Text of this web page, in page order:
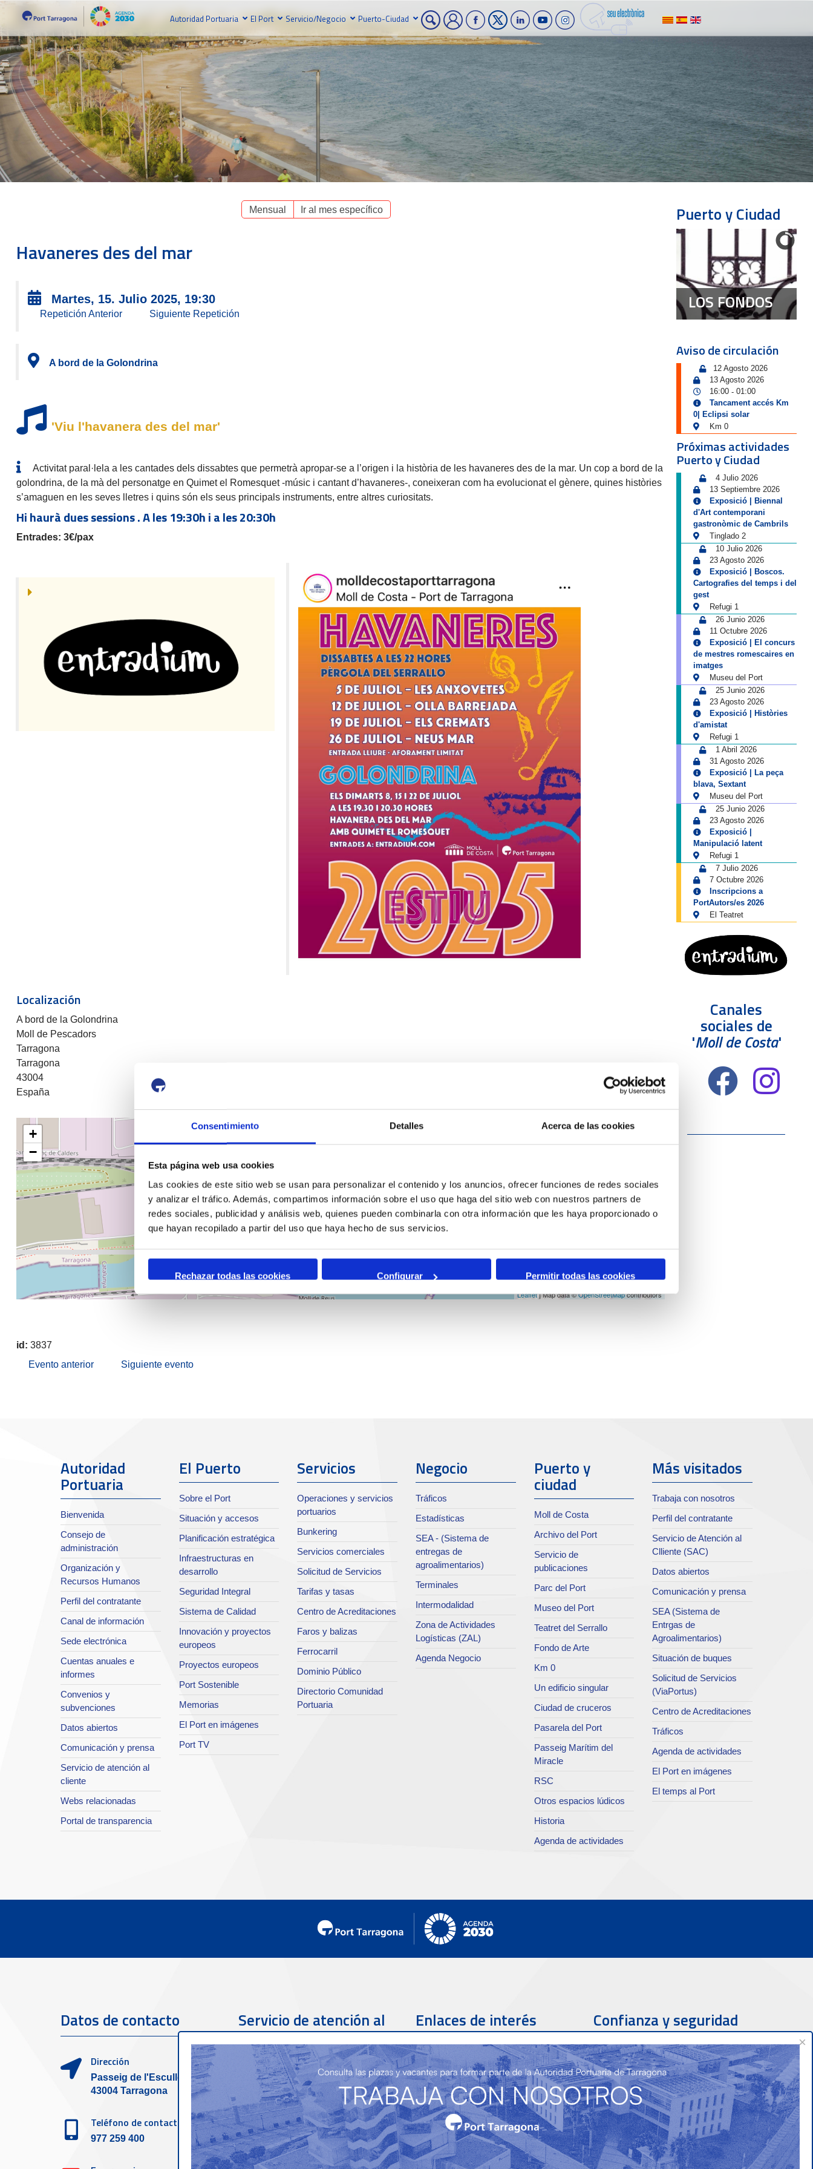
Consentimiento Detalles Acerca de las cookies
Esta página web usa cookies
Las cookies de este sitio web se usan para personalizar el contenido y los anuncios, ofrecer funciones de redes sociales
y analizar el tráfico. Además, compartimos información sobre el uso que haga del sitio web con nuestros partners de
redes sociales, publicidad y análisis web, quienes pueden combinarla con otra información que les haya proporcionado o
que hayan recopilado a partir del uso que haya hecho de sus servicios.
Rechazar todas las cookies Configurar Permitir todas las cookies
Autoridad Portuaria El Port Servicio/Negocio Puerto-Ciudad
Mensual Ir al mes específico
Havaneres des del mar
Martes, 15. Julio 2025, 19:30
Repetición Anterior Siguiente Repetición
A bord de la Golondrina
'Viu l'havanera des del mar'
Activitat paral·lela a les cantades dels dissabtes que permetrà apropar-se a l’origen i la història de les havaneres des de la mar. Un cop a bord de la
golondrina, de la mà del personatge en Quimet el Romesquet -músic i cantant d’havaneres-, coneixeran com ha evolucionat el gènere, quines històries
s’amaguen en les seves lletres i quins són els seus principals instruments, entre altres curiositats.
Hi haurà dues sessions . A les 19:30h i a les 20:30h
Entrades: 3€/pax
Localización
A bord de la Golondrina
Moll de Pescadors
Tarragona
Tarragona
43004
España
+
−
Leaflet| Map data ©OpenStreetMapcontributors
id: 3837
Evento anterior
Siguiente evento
Puerto y Ciudad
LOS FONDOS
Aviso de circulación
12 Agosto 2026
13 Agosto 2026
16:00- 01:00
Tancament accés Km
0| Eclipsi solar
Km 0
Próximas actividades
Puerto y Ciudad
4 Julio 2026
13 Septiembre 2026
Exposició | Biennal
d'Art contemporani
gastronòmic de Cambrils
Tinglado 2
10 Julio 2026
23 Agosto 2026
Exposició | Boscos.
Cartografies del temps i del
gest
Refugi 1
26 Junio 2026
11 Octubre 2026
Exposició | El concurs
de mestres romescaires en
imatges
Museu del Port
25 Junio 2026
23 Agosto 2026
Exposició | Històries
d'amistat
Refugi 1
1 Abril 2026
31 Agosto 2026
Exposició | La peça
blava, Sextant
Museu del Port
25 Junio 2026
23 Agosto 2026
Exposició |
Manipulació latent
Refugi 1
7 Julio 2026
7 Octubre 2026
Inscripcions a
PortAutors/es 2026
El Teatret
Canales
sociales de
'Moll de Costa'
Autoridad
Portuaria
Bienvenida
Consejo de
administración
Organización y
Recursos Humanos
Perfil del contratante
Canal de información
Sede electrónica
Cuentas anuales e
informes
Convenios y
subvenciones
Datos abiertos
Comunicación y prensa
Servicio de atención al
cliente
Webs relacionadas
Portal de transparencia
El Puerto
Sobre el Port
Situación y accesos
Planificación estratégica
Infraestructuras en
desarrollo
Seguridad Integral
Sistema de Calidad
Innovación y proyectos
europeos
Proyectos europeos
Port Sostenible
Memorias
El Port en imágenes
Port TV
Servicios
Operaciones y servicios
portuarios
Bunkering
Servicios comerciales
Solicitud de Servicios
Tarifas y tasas
Centro de Acreditaciones
Faros y balizas
Ferrocarril
Dominio Público
Directorio Comunidad
Portuaria
Negocio
Tráficos
Estadísticas
SEA - (Sistema de
entregas de
agroalimentarios)
Terminales
Intermodalidad
Zona de Actividades
Logísticas (ZAL)
Agenda Negocio
Puerto y
ciudad
Moll de Costa
Archivo del Port
Servicio de
publicaciones
Parc del Port
Museo del Port
Teatret del Serrallo
Fondo de Arte
Km 0
Un edificio singular
Ciudad de cruceros
Pasarela del Port
Passeig Marítim del
Miracle
RSC
Otros espacios lúdicos
Historia
Agenda de actividades
Más visitados
Trabaja con nosotros
Perfil del contratante
Servicio de Atención al
Clliente (SAC)
Datos abiertos
Comunicación y prensa
SEA (Sistema de
Entrgas de
Agroalimentarios)
Situación de buques
Solicitud de Servicios
(ViaPortus)
Centro de Acreditaciones
Tráficos
Agenda de actividades
El Port en imágenes
El temps al Port
Datos de contacto
Dirección
Passeig de l'Escullera s/n,
43004 Tarragona
Teléfono de contacto
977 259 400
Servicio de atención al
cliente
Teléfono de contacto
977 259 462
Email de contacto
sac@porttarragona.cat
Enlaces de interés
Partners
Confianza y seguridad
×